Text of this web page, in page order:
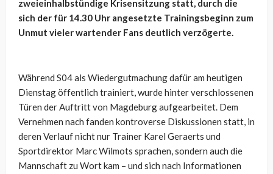
zweieinhalbstündige Krisensitzung statt, durch die
sich der für 14.30 Uhr angesetzte Trainingsbeginn zum
Unmut vieler wartender Fans deutlich verzögerte.
Während S04 als Wiedergutmachung dafür am heutigen
Dienstag öffentlich trainiert, wurde hinter verschlossenen
Türen der Auftritt von Magdeburg aufgearbeitet. Dem
Vernehmen nach fanden kontroverse Diskussionen statt, in
deren Verlauf nicht nur Trainer Karel Geraerts und
Sportdirektor Marc Wilmots sprachen, sondern auch die
Mannschaft zu Wort kam – und sich nach Informationen